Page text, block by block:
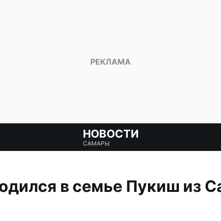
НОВОСТИ
САМАРЫ
в семье Пукиш из